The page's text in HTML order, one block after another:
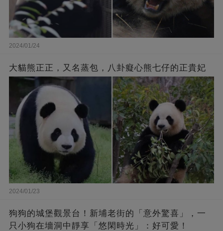
2024/01/24
大貓熊正正，又名蒸包，八卦癡心熊七仔的正貴妃
2024/01/23
狗狗的城堡觀景台！新埔老街的「意外驚喜」，一
只小狗在墻洞中靜享「悠閑時光」：好可愛！